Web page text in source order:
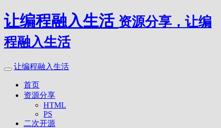
让编程融入生活 资源分享，让编
程融入生活
让编程融入生活
首页
资源分享
HTML
PS
二次开源